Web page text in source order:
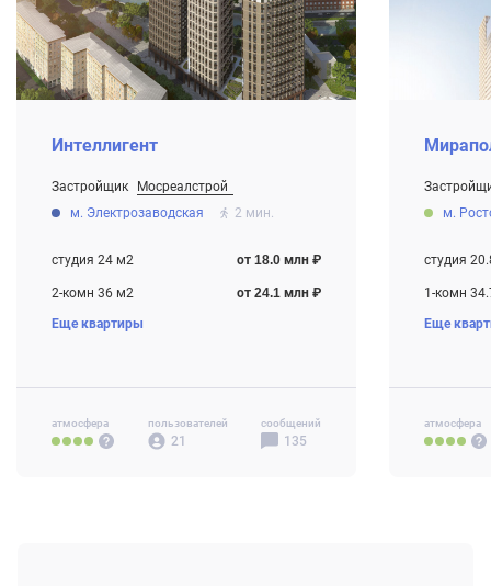
Интеллигент
Застройщик
Мосреалстрой
Строится
м. Электрозаводская 2 мин.
студия 24 м2 от 18.0 млн ₽
2-комн 36 м2 от 24.1 млн ₽
3-комн 57 м2
Еще квартиры
атмосфера пользователей
21
сообщений
135
Строится
м.
студия
1-комн
2-комн
4-комн+
Еще
атмосфера